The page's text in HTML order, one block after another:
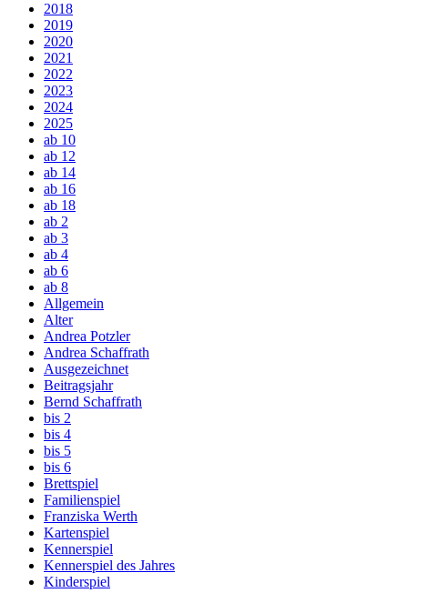
2018
2019
2020
2021
2022
2023
2024
2025
ab 10
ab 12
ab 14
ab 16
ab 18
ab 2
ab 3
ab 4
ab 6
ab 8
Allgemein
Alter
Andrea Potzler
Andrea Schaffrath
Ausgezeichnet
Beitragsjahr
Bernd Schaffrath
bis 2
bis 4
bis 5
bis 6
Brettspiel
Familienspiel
Franziska Werth
Kartenspiel
Kennerspiel
Kennerspiel des Jahres
Kinderspiel